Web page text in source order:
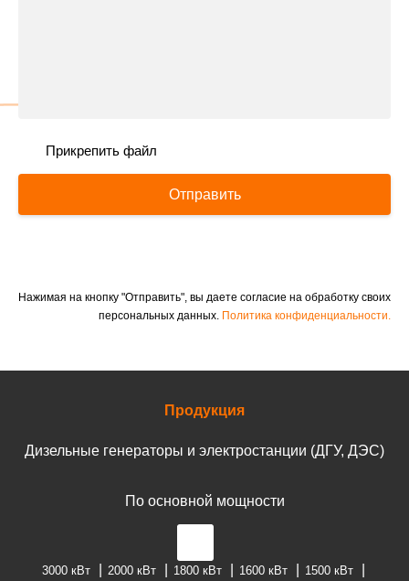
Прикрепить файл
Отправить
Нажимая на кнопку "Отправить", вы даете согласие на обработку своих
персональных данных. Политика конфиденциальности.
Продукция
Дизельные генераторы и электростанции (ДГУ, ДЭС)
По основной мощности
3000 кВт 2000 кВт 1800 кВт 1600 кВт
1500 кВт